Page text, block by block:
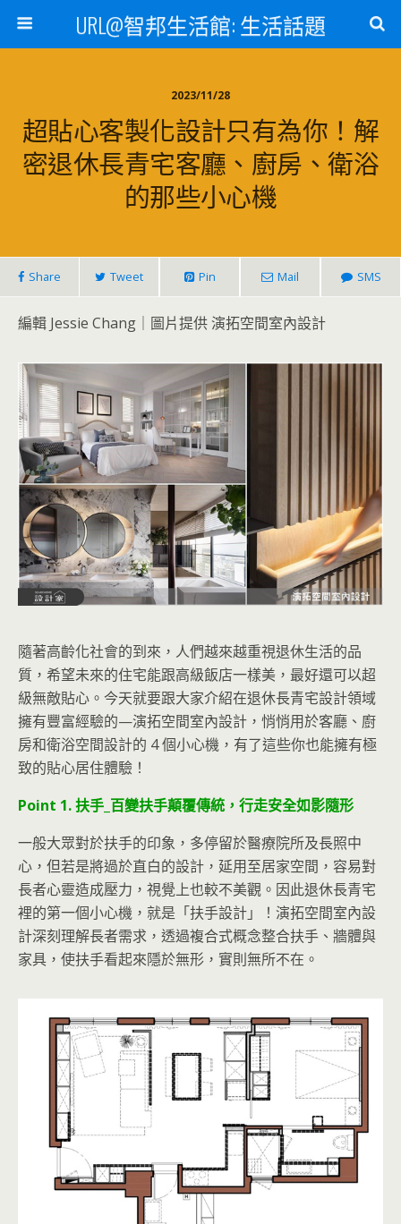
URL@智邦生活館: 生活話題
2023/11/28
超貼心客製化設計只有為你！解
密退休長青宅客廳、廚房、衛浴
的那些小心機
Share Tweet Pin Mail SMS
編輯 Jessie Chang｜圖片提供 演拓空間室內設計
隨著高齡化社會的到來，人們越來越重視退休生活的品
質，希望未來的住宅能跟高級飯店一樣美，最好還可以超
級無敵貼心。今天就要跟大家介紹在退休長青宅設計領域
擁有豐富經驗的—演拓空間室內設計，悄悄用於客廳、廚
房和衛浴空間設計的 4 個小心機，有了這些你也能擁有極
致的貼心居住體驗！
Point 1. 扶手_百變扶手顛覆傳統，行走安全如影隨形
一般大眾對於扶手的印象，多停留於醫療院所及長照中
心，但若是將過於直白的設計，延用至居家空間，容易對
長者心靈造成壓力，視覺上也較不美觀。因此退休長青宅
裡的第一個小心機，就是「扶手設計」！演拓空間室內設
計深刻理解長者需求，透過複合式概念整合扶手、牆體與
家具，使扶手看起來隱於無形，實則無所不在。